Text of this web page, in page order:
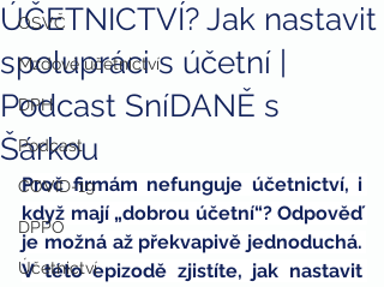
OSVČ
Mzdové účetnictví
DPH
Podcast
COVID-19
DPPO
Účetnictví
ÚČETNICTVÍ? Jak nastavit
spolupráci s účetní |
Podcast SníDANĚ s
Šárkou
Proč firmám nefunguje účetnictví, i
když mají „dobrou účetní“? Odpověď
je možná až překvapivě jednoduchá.
V této epizodě zjistíte, jak nastavit